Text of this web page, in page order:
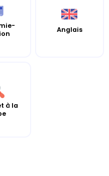
Anglais
à la